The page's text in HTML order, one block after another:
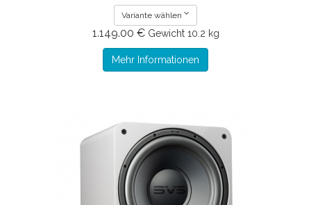
Variante wählen
1.149.00 € Gewicht 10.2 kg
Mehr Informationen